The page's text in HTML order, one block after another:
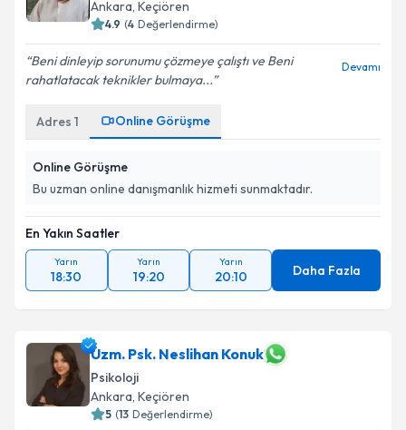
E-posta Adresiniz
Metni'ni okudum ve kişisel verilerimin belirtilen
Ankara, Keçiören
4.9 (4 Değerlendirme)
Beni dinleyip sorunumu çözmeye çalıştı ve Beni
rahatlatacak teknikler bulmaya...
Devamı
Adres 1 Online Görüşme
Online Görüşme
Bu uzman online danışmanlık hizmeti sunmaktadır.
En Yakın Saatler
Yarın
18:30
Yarın
19:20
Yarın
20:10 Daha Fazla
Uzm. Psk. Neslihan Konuk
Psikoloji
Ankara, Keçiören
5 (13 Değerlendirme)